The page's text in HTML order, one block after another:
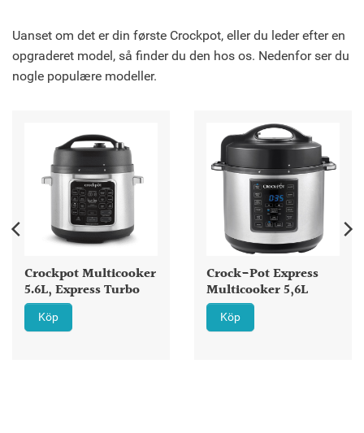
Uanset om det er din første Crockpot, eller du leder efter en
opgraderet model, så finder du den hos os. Nedenfor ser du
nogle populære modeller.
Crockpot Multicooker
5.6L, Express Turbo
Köp
Crock-Pot Express
Multicooker 5,6L
Köp